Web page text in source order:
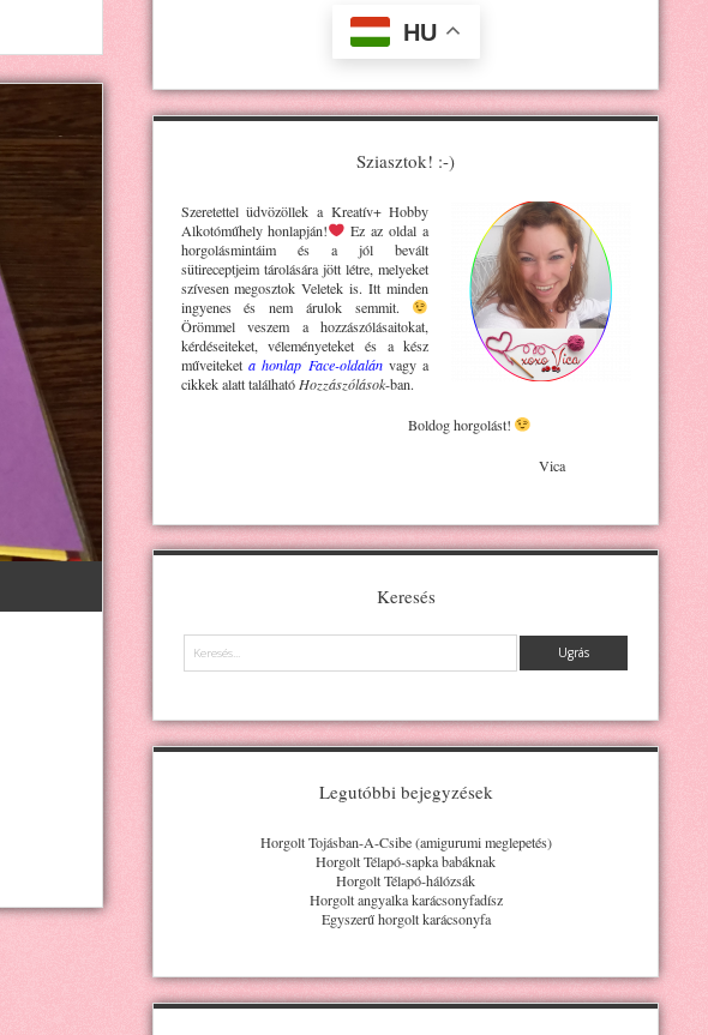
HU
Sziasztok! :-)
Szeretettel üdvözöllek a Kreatív+ Hobby
Alkotóműhelyhonlapján!
Ez az oldal a
horgolásmintáim és a jól bevált
sütireceptjeim tárolására jött létre, melyeket
szívesen megosztok Veletek is. Itt minden
ingyenes és nem árulok semmit.
Örömmel veszem a hozzászólásaitokat,
kérdéseiteket, véleményeteket és a kész
műveiteket a honlap Face-oldalánvagy a
cikkek alatt található Hozzászólások-ban.
Boldog horgolást!
Vica
Keresés
Keresés
Legutóbbi bejegyzések
Horgolt Tojásban-A-Csibe (amigurumi meglepetés)
Horgolt Télapó-sapka babáknak
Horgolt Télapó-hálózsák
Horgolt angyalka karácsonyfadísz
Egyszerű horgolt karácsonyfa